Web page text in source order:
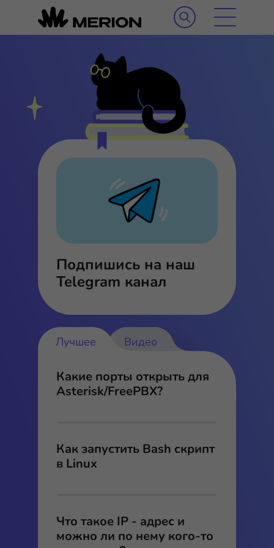
Подпишись на наш
Telegram канал
Лучшее Видео
Какие порты открыть для
Asterisk/FreePBX?
Как запустить Bash скрипт
в Linux
Что такое IP - адрес и
можно ли по нему кого-то